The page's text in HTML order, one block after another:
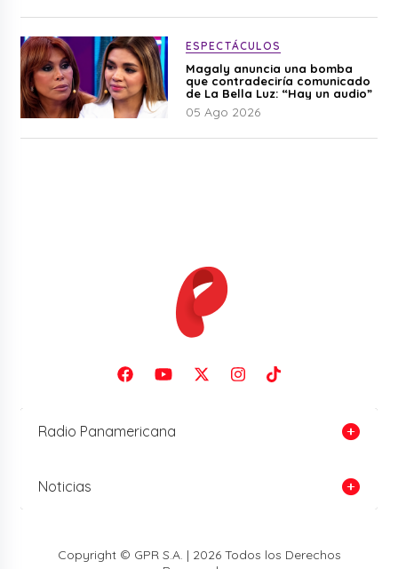
ESPECTÁCULOS
Magaly anuncia una bomba
que contradeciría comunicado
de La Bella Luz: “Hay un audio”
05 Ago 2026
Radio Panamericana
Noticias
Copyright © GPR S.A. | 2026 Todos los Derechos